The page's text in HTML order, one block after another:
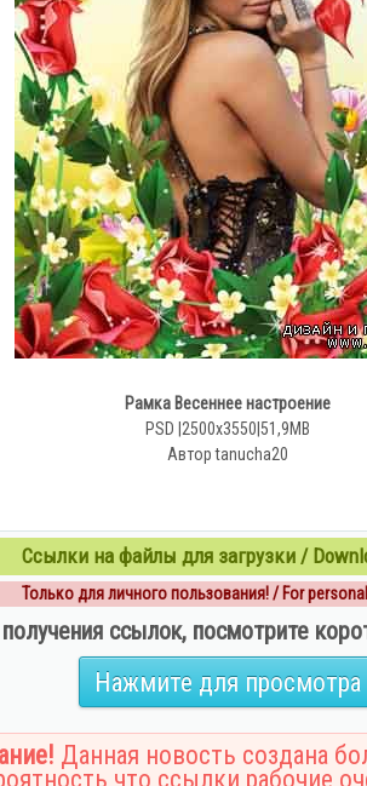
Рамка Весеннее настроение
PSD |2500х3550|51,9MB
Автор tanucha20
Ссылки на файлы для загрузки /
Только для личного пользования! / For
ссылок, посмотрите
Нажмите для просмотра
Данная новость создана
что ссылки рабочие